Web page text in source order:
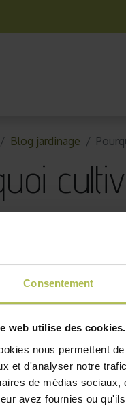
Consentement
web utilise des cookies.
nous permettent
et d'analyser notre
de médias
avez fournies ou
Blog jardinage